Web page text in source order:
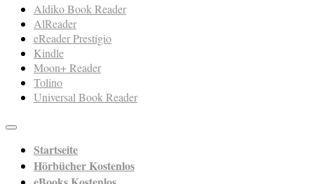
Aldiko Book Reader
AlReader
eReader Prestigio
Kindle
Moon+ Reader
Tolino
Universal Book Reader
Startseite
Hörbücher Kostenlos